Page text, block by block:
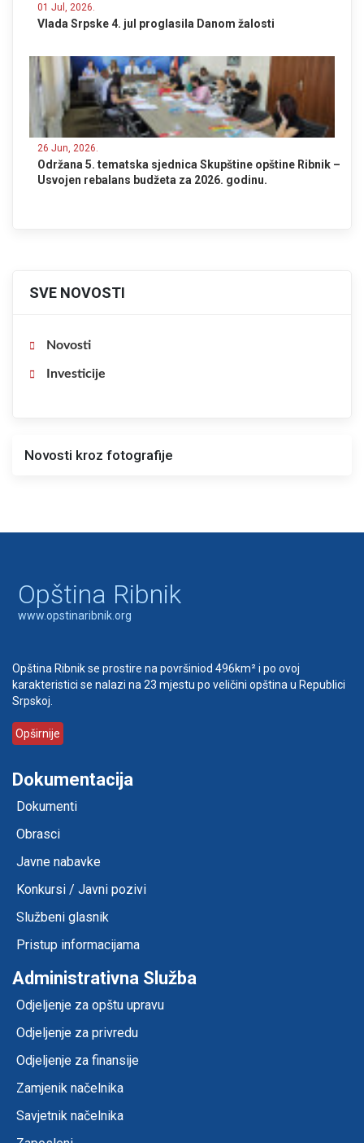
01 Jul, 2026.
Vlada Srpske 4. jul proglasila Danom žalosti
26 Jun, 2026.
Održana 5. tematska sjednica Skupštine opštine Ribnik –
Usvojen rebalans budžeta za 2026. godinu.
SVE NOVOSTI
Novosti
Investicije
Novosti kroz fotografije
Opština Ribnik
www.opstinaribnik.org
Opština Ribnik se prostire na površiniod 496km² i po ovoj
karakteristici se nalazi na 23 mjestu po veličini opština u Republici
Srpskoj.
Opširnije
Dokumentacija
Dokumenti
Obrasci
Javne nabavke
Konkursi / Javni pozivi
Službeni glasnik
Pristup informacijama
Administrativna Služba
Odjeljenje za opštu upravu
Odjeljenje za privredu
Odjeljenje za finansije
Zamjenik načelnika
Savjetnik načelnika